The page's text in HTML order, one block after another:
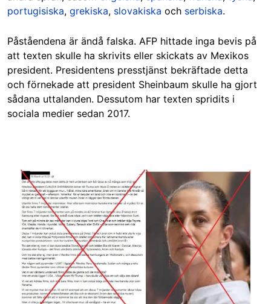
portugisiska, grekiska, slovakiska och serbiska.
Påståendena är ändå falska. AFP hittade inga bevis på
att texten skulle ha skrivits eller skickats av Mexikos
president. Presidentens presstjänst bekräftade detta
och förnekade att president Sheinbaum skulle ha gjort
sådana uttalanden. Dessutom har texten spridits i
sociala medier sedan 2017.
Image